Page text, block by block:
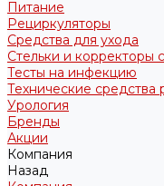
Питание
Рециркуляторы
Средства для ухода
Стельки и корректоры
Тесты на инфекцию
Технические средства
Урология
Бренды
Акции
Компания
Назад